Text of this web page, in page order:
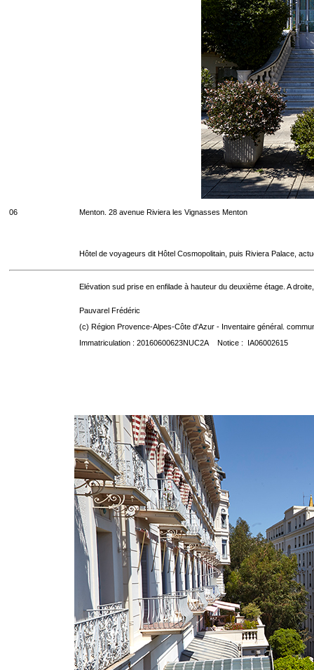
06 Menton. 28 avenue Riviera les Vignasses Menton
Hôtel de voyageurs dit Hôtel Cosmopolitain, puis Riviera Palace,
Elévation sud prise en enfilade à hauteur du deuxième étage. A
Pauvarel Frédéric
(c) Région Provence-Alpes-Côte d'Azur - Inventaire général.
Immatriculation : 20160600623NUC2A Notice : IA06002615